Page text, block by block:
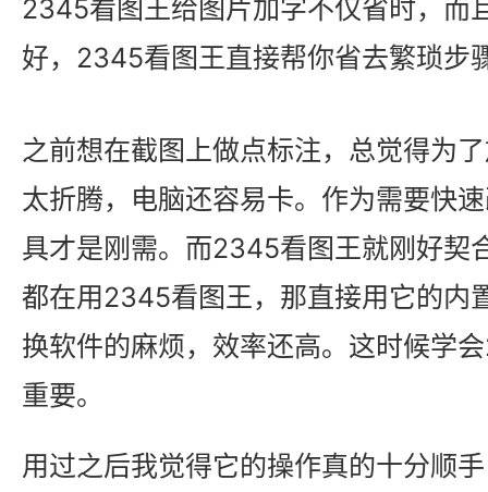
2345看图王给图片加字不仅省时，而
好，2345看图王直接帮你省去繁琐步
之前想在截图上做点标注，总觉得为
太折腾，电脑还容易卡。作为需要快
具才是刚需。而2345看图王就刚好契
都在用2345看图王，那直接用它的内
换软件的麻烦，效率还高。这时候学
重要。
用过之后我觉得它的操作真的十分顺